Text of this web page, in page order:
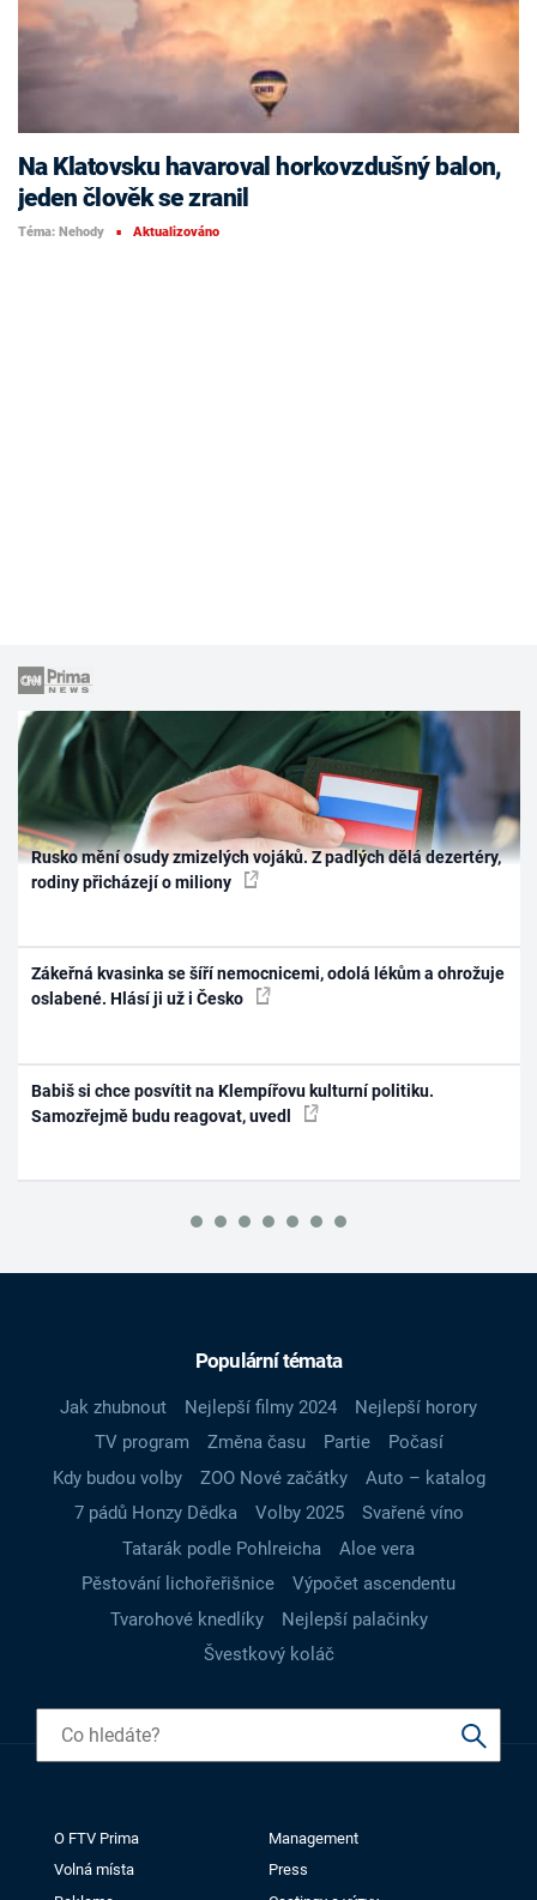
Na Klatovsku havaroval horkovzdušný balon,
jeden člověk se zranil
Téma: Nehody ■ Aktualizováno
Rusko mění osudy zmizelých vojáků. Z padlých dělá dezertéry,
rodiny přicházejí o miliony
Zákeřná kvasinka se šíří nemocnicemi, odolá lékům a ohrožuje
oslabené. Hlásí ji už i Česko
Babiš si chce posvítit na Klempířovu kulturní politiku.
Samozřejmě budu reagovat, uvedl
Populární témata
Jak zhubnout Nejlepší filmy 2024
Nejlepší horory
TV program
Změna času Partie
Počasí
Kdy budou volby
ZOO Nové začátky
Auto – katalog
7 pádů Honzy Dědka
Volby 2025
Svařené víno
Tatarák podle Pohlreicha
Aloe vera
Pěstování lichořeřišnice
Výpočet ascendentu
Tvarohové knedlíky
Nejlepší palačinky
Švestkový koláč
O FTV Prima
Management
Volná místa
Press